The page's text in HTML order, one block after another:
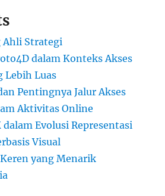
Ahli Strategi
dalam Konteks Akses
Lebih Luas
Pentingnya Jalur Akses
Aktivitas Online
Evolusi Representasi
Visual
yang Menarik